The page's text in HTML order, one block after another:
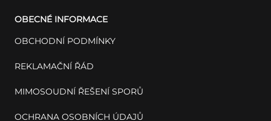
OBECNÉ INFORMACE
OBCHODNÍ PODMÍNKY
REKLAMAČNÍ ŘÁD
MIMOSOUDNÍ ŘEŠENÍ SPORŮ
OCHRANA OSOBNÍCH ÚDAJŮ